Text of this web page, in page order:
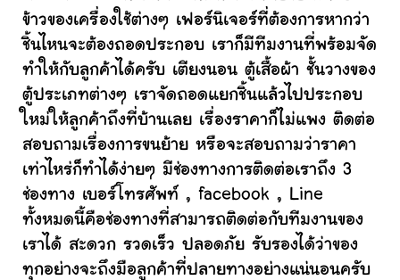
ข้าวของเครื่องใช้ต่างๆ เฟอร์นิเจอร์ที่ต้องการหากว่า
ชิ้นไหนจะต้องถอดประกอบ เราก็มีทีมงานที่พร้อมจัด
ทำให้กับลูกค้าได้ครับ เตียงนอน ตู้เสื้อผ้า ชั้นวางของ
ตู้ประเภทต่างๆ เราจัดถอดแยกชิ้นแล้วไปประกอบ
ใหม่ให้ลูกค้าถึงที่บ้านเลย เรื่องราคาก็ไม่แพง ติดต่อ
สอบถามเรื่องการขนย้าย หรือจะสอบถามว่าราคา
เท่าไหร่ก็ทำได้ง่ายๆ มีช่องทางการติดต่อเราถึง 3
ช่องทาง เบอร์โทรศัพท์ , facebook , Line
ทั้งหมดนี้คือช่องทางที่สามารถติดต่อกับทีมงานของ
เราได้ สะดวก รวดเร็ว ปลอดภัย รับรองได้ว่าของ
ทุกอย่างจะถึงมือลูกค้าที่ปลายทางอย่างแน่นอนครับ